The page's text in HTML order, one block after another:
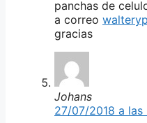
panchas de
a correo
gracias
Johans
27/07/2018 a las